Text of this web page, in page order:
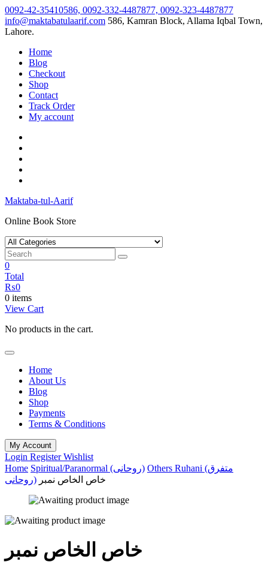
Skip
to
content
0092-42-35410586, 0092-332-4487877, 0092-323-4487877
info@maktabatulaarif.com 586, Kamran Block, Allama Iqbal Town,
Lahore.
Home
Blog
Checkout
Shop
Contact
Track Order
My account
Maktaba-tul-Aarif
Online Book Store
0
Total
₨0
0 items
View Cart
No products in the cart.
Home
About Us
Blog
Shop
Payments
Terms & Conditions
My Account
Login RegisterWishlist
Home
Spiritual/Paranormal (روحانی) Others Ruhani (متفرق
روحانی) خاص الخاص نمبر
خاص الخاص نمبر